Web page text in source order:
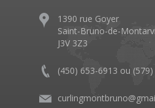
1390 rue Goyer
Saint-Bruno-de-
J3V 3Z3
(450) 653-6913 ou